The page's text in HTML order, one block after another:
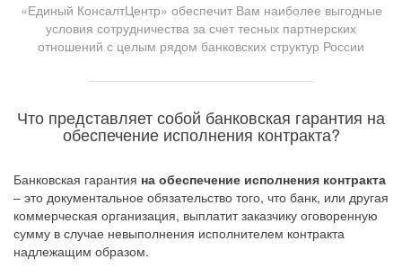
«Единый КонсалтЦентр» обеспечит Вам наиболее выгодные
условия сотрудничества за счет тесных партнерских
отношений с целым рядом банковских структур России
Что представляет собой банковская гарантия на
обеспечение исполнения контракта?
Банковская гарантия на обеспечение исполнения контракта
– это документальное обязательство того, что банк, или другая
коммерческая организация, выплатит заказчику оговоренную
сумму в случае невыполнения исполнителем контракта
надлежащим образом.